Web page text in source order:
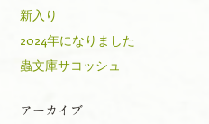
新入り
2024年になりました
蟲文庫サコッシュ
アーカイブ